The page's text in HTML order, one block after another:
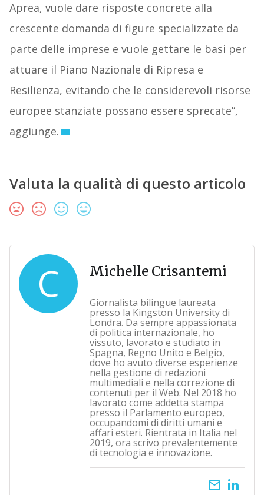
Aprea, vuole dare risposte concrete alla
crescente domanda di figure specializzate da
parte delle imprese e vuole gettare le basi per
attuare il Piano Nazionale di Ripresa e
Resilienza, evitando che le considerevoli risorse
europee stanziate possano essere sprecate”,
aggiunge.
Valuta la qualità di questo articolo
C Michelle Crisantemi
Giornalista bilingue laureata
presso la Kingston University di
Londra. Da sempre appassionata
di politica internazionale, ho
vissuto, lavorato e studiato in
Spagna, Regno Unito e Belgio,
dove ho avuto diverse esperienze
nella gestione di redazioni
multimediali e nella correzione di
contenuti per il Web. Nel 2018 ho
lavorato come addetta stampa
presso il Parlamento europeo,
occupandomi di diritti umani e
affari esteri. Rientrata in Italia nel
2019, ora scrivo prevalentemente
di tecnologia e innovazione.
email